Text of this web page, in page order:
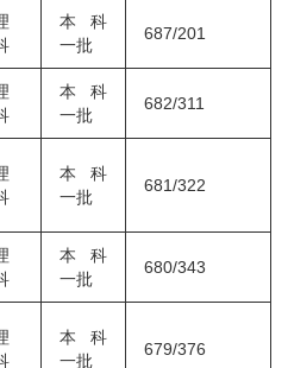
本科
一批
687/201
本科
一批
682/311
本科
一批
681/322
本科
一批
680/343
本科
一批
679/376